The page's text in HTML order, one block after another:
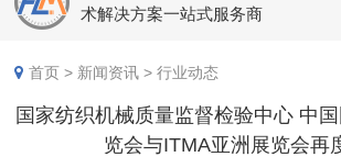
术解决方案一站式服务商
首页 > 新闻资讯 >行业动态
国家纺织机械质量监督检验中心 中
览会与ITMA亚洲展览会再